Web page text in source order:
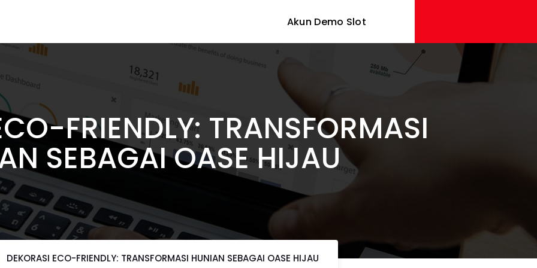
Akun Demo Slot
FRIENDLY: TRANSFORMASI
SEBAGAI OASE HIJAU
DEKORASI ECO-FRIENDLY: TRANSFORMASI HUNIAN SEBAGAI OASE HIJAU